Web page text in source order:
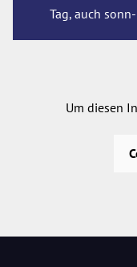
Tag, auch
Um diesen